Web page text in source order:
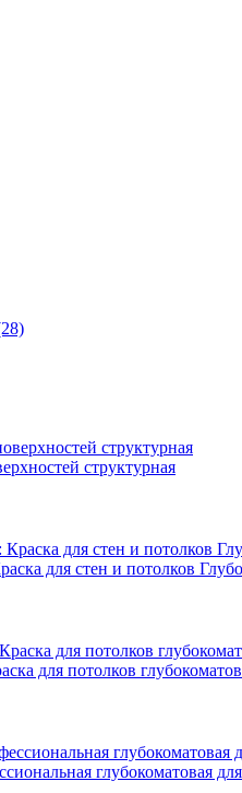
структурная
для стен и потолков
для потолков
глубокоматовая